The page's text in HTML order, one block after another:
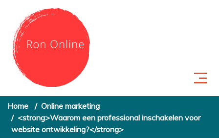
Skip to content
Home
Online marketing
<strong>Waarom een professional inschakelen voor
website ontwikkeling?</strong>